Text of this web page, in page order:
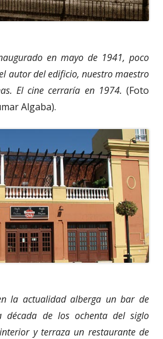
en mayo de 1941, poco
autor del edificio, nuestro maestro
El cine cerraría en 1974. (Foto
Algaba).
la actualidad alberga un bar de
década de los ochenta del siglo
y terraza un restaurante de